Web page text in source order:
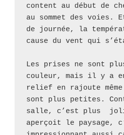
content au début de
au sommet des
de journée, la
cause du vent qui
Les prises ne sont
couleur, mais il y a
relief en rajoute
sont plus petites.
salle, c’est plus
aperçoit le paysage,